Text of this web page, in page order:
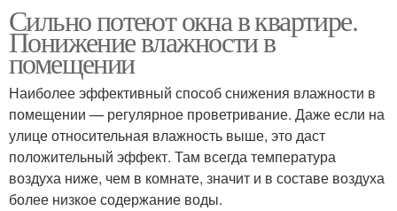
Сильно потеют окна в квартире.
Понижение влажности в
помещении
Наиболее эффективный способ снижения влажности в
помещении — регулярное проветривание. Даже если на
улице относительная влажность выше, это даст
положительный эффект. Там всегда температура
воздуха ниже, чем в комнате, значит и в составе воздуха
более низкое содержание воды.